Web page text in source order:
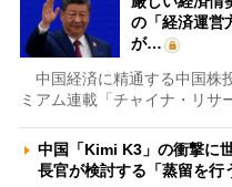
の「経済運
が…
中国経済に精通する中国株
ミアム連載「チャイナ・リサ
中国「Kimi K3」の衝撃に
長官が検討する「蒸留を